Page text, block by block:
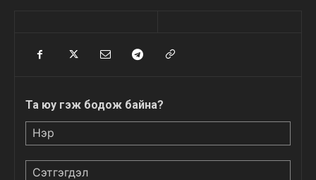
Та юу гэж бодож байна?